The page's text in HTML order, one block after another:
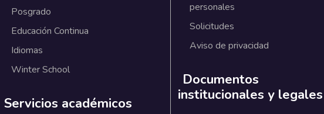
Posgrado
Educación Continua
Idiomas
Winter School
Servicios académicos
personales
Solicitudes
Aviso de privacidad
Documentos
institucionales y legales